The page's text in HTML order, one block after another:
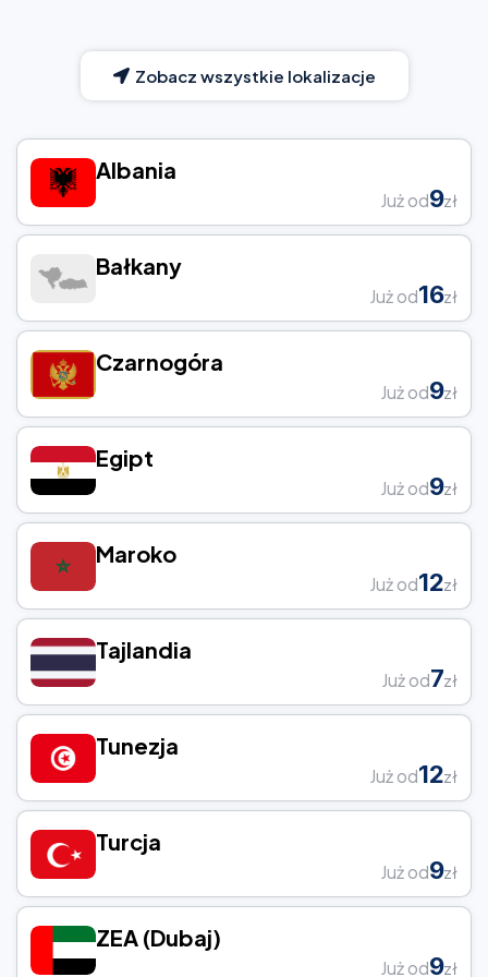
Zobacz wszystkie lokalizacje
Albania
Już od9zł
Bałkany
Już od16zł
Czarnogóra
Już od9zł
Egipt
Już od9zł
Maroko
Już od12zł
Tajlandia
Już od7zł
Tunezja
Już od12zł
Turcja
Już od9zł
ZEA (Dubaj)
Już od9zł